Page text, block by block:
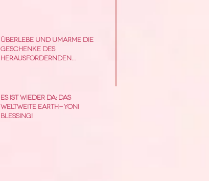
Überlebe und umarme die
Geschenke des
herausfordernden
Es ist wieder da: das
weltweite Earth-Yoni
Blessing!